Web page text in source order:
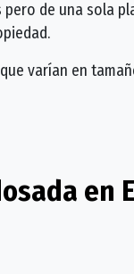
de una sola
varían en
en